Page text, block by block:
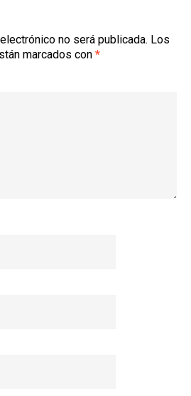
no será publicada. Los
marcados con *